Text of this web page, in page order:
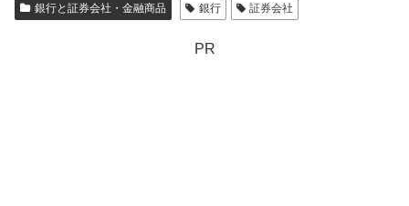
銀行と証券会社・金融商品 銀行 証券会社
PR